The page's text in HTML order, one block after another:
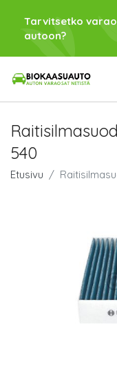
Tarvitsetko
autoon?
540
Etusivu